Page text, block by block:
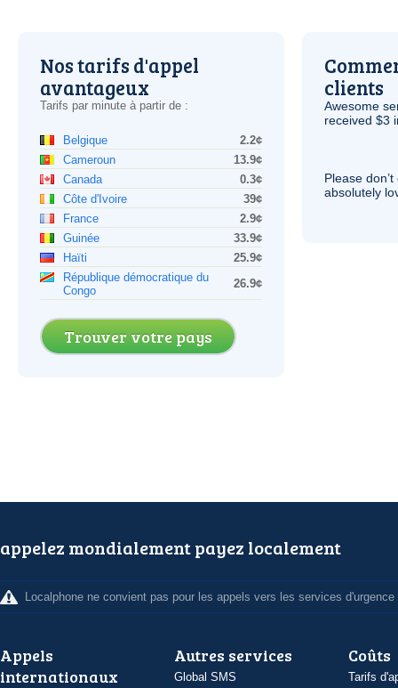
Nos tarifs d'appel
avantageux
Tarifs par minute à partir de :
Belgique
2.2¢
Cameroun
13.9¢
Canada
0.3¢
Côte d'Ivoire
39¢
France
2.9¢
Guinée
33.9¢
Haïti
25.9¢
République démocratique du
Congo
26.9¢
Trouver votre pays
clients
Awesome
received $3
Please
absolutely
appelez mondialement payez localement
Localphone ne convient pas pour les appels vers les services d'urgence
Appels
internationaux
Autres services
Global SMS
Coûts
Tarifs